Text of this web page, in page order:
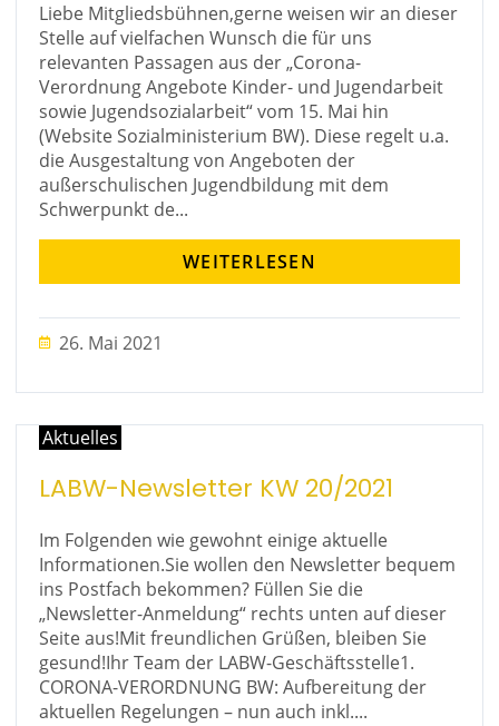
Liebe Mitgliedsbühnen,gerne weisen wir an dieser
Stelle auf vielfachen Wunsch die für uns
relevanten Passagen aus der „Corona-
Verordnung Angebote Kinder- und Jugendarbeit
sowie Jugendsozialarbeit“ vom 15. Mai hin
(Website Sozialministerium BW). Diese regelt u.a.
die Ausgestaltung von Angeboten der
außerschulischen Jugendbildung mit dem
Schwerpunkt de...
WEITERLESEN
26. Mai 2021
Aktuelles
LABW-Newsletter KW 20/2021
Im Folgenden wie gewohnt einige aktuelle
Informationen.Sie wollen den Newsletter bequem
ins Postfach bekommen? Füllen Sie die
„Newsletter-Anmeldung“ rechts unten auf dieser
Seite aus!Mit freundlichen Grüßen, bleiben Sie
gesund!Ihr Team der LABW-Geschäftsstelle1.
CORONA-VERORDNUNG BW: Aufbereitung der
aktuellen Regelungen – nun auch inkl....